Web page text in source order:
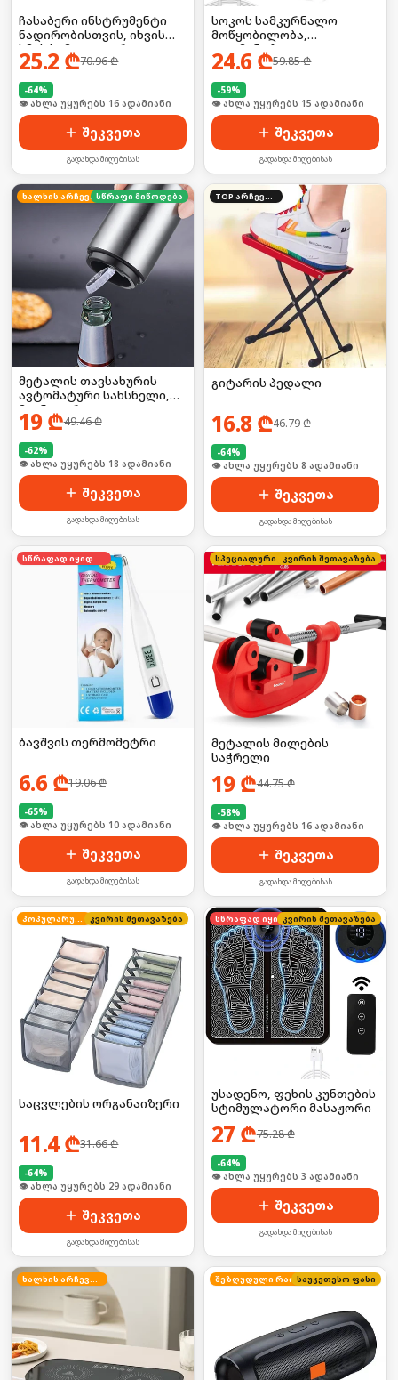
ჩასაბერი ინსტრუმენტი
ნადირობისთვის, იხვის
ხმის სიმულატორი
25.2 ₾70.96₾
-64%
🛒 ბოლო 24სთ-ში იყიდა 21-მა
შეკვეთა
გადახდა მიღებისას
სოკოს სამკურნალო
მოწყობილობა,
ელემენტზე
24.6 ₾59.85₾
-59%
🛒 ბოლო 24სთ-ში იყიდა 22-მა
შეკვეთა
გადახდა მიღებისას
ხალხის არჩევანისწრაფი მიწოდება
მეტალის თავსახურის
ავტომატური სახსნელი,
მაგნიტური
19 ₾49.46₾
-62%
🛒 ბოლო 24სთ-ში იყიდა 25-მა
შეკვეთა
გადახდა მიღებისას
TOP არჩევანი
გიტარის პედალი
16.8 ₾46.79₾
-64%
🛒 ბოლო 24სთ-ში იყიდა 8-მა
შეკვეთა
გადახდა მიღებისას
სწრაფად იყიდება
ბავშვის თერმომეტრი
6.6 ₾19.06₾
-65%
შეკვეთა
გადახდა მიღებისას
სპეციალური ფასი
კვირის შეთავაზება
მეტალის მილების
საჭრელი
19 ₾44.75₾
-58%
🛒 ბოლო 24სთ-ში იყიდა 21-მა
შეკვეთა
გადახდა მიღებისას
პოპულარული კვირის შეთავაზება
საცვლების ორგანაიზერი
11.4₾31.66₾
-64%
🛒 ბოლო 24სთ-ში იყიდა 39-მა
შეკვეთა
გადახდა მიღებისას
სწრაფად იყიდება
კვირის შეთავაზება
უსადენო, ფეხის კუნთების
სტიმულატორი მასაჟორი
27 ₾75.28₾
-64%
🛒 ბოლო 24სთ-ში იყიდა 3-მა
შეკვეთა
გადახდა მიღებისას
ხალხის არჩევანი შეზღუდული რაოდენობა
საუკეთესო ფასი